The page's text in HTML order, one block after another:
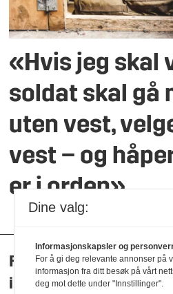
«Hvis jeg skal
soldat skal gå
uten vest,
vest – og
er i orden»
Forsvaret nevner
ikke lovbrudd i
Dine valg:
Informasjonskapsler og
For å gi deg relevante annonser på
informasjon fra ditt besøk på vårt
deg mot dette under "Innstillinger".